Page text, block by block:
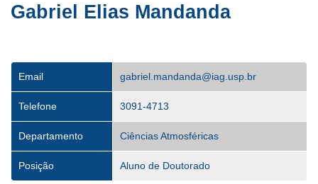
Gabriel Elias Mandanda
Email gabriel.mandanda@iag.usp.br
Telefone 3091-4713
Departamento Ciências Atmosféricas
Posição Aluno de Doutorado